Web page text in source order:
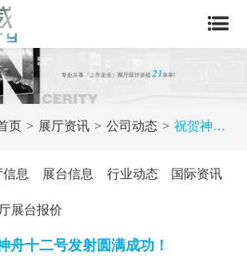
页 展厅资讯 公司动态 祝贺神舟十二号发射圆满成功！
信息 展台信息 行业动态 国际资讯
展台报价
舟十二号发射圆满成功！